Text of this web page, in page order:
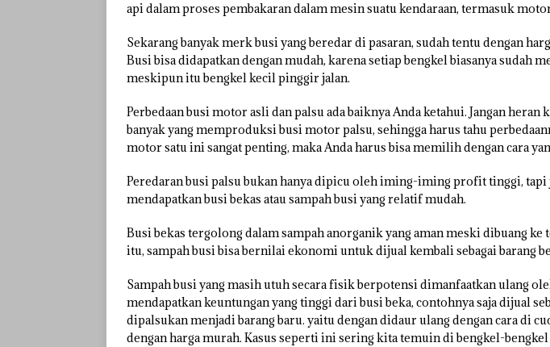
api dalam proses pembakaran dalam mesin suatu kendaraan, termasuk
Sekarang banyak merk busi yang beredar di pasaran, sudah tentu dengan
Busi bisa didapatkan dengan mudah, karena setiap bengkel biasanya sudah
meskipun itu bengkel kecil pinggir jalan.
Perbedaan busi motor asli dan palsu ada baiknya Anda ketahui. Jangan heran
banyak yang memproduksi busi motor palsu, sehingga harus tahu
motor satu ini sangat penting, maka Anda harus bisa memilih dengan cara
Peredaran busi palsu bukan hanya dipicu oleh iming-iming profit tinggi, tapi
mendapatkan busi bekas atau sampah busi yang relatif mudah.
Busi bekas tergolong dalam sampah anorganik yang aman meski dibuang ke
itu, sampah busi bisa bernilai ekonomi untuk dijual kembali sebagai barang
Sampah busi yang masih utuh secara fisik berpotensi dimanfaatkan ulang
mendapatkan keuntungan yang tinggi dari busi beka, contohnya saja dijual
dipalsukan menjadi barang baru. yaitu dengan didaur ulang dengan cara di
dengan harga murah. Kasus seperti ini sering kita temuin di bengkel-